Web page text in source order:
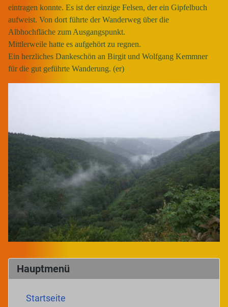
Hauptmenü
Startseite
eintragen konnte. Es ist der einzige Felsen, der ein Gipfelbuch
aufweist. Von dort führte der Wanderweg über die
Albhochfläche zum Ausgangspunkt.
Mittlerweile hatte es aufgehört zu regnen.
Ein herzliches Dankeschön an Birgit und Wolfgang Kemmner
für die gut geführte Wanderung. (er)